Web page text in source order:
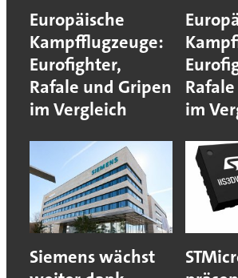
Europäische
Kampfflugzeuge:
Eurofighter,
Rafale und Gripen
im Vergleich
im
Siemens wächst